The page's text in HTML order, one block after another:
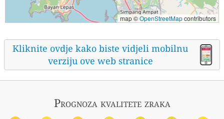
map ©OpenStreetMapcontributors
Kliknite ovdje kako biste vidjeli mobilnu
verziju ove web stranice
Prognoza kvalitete zraka